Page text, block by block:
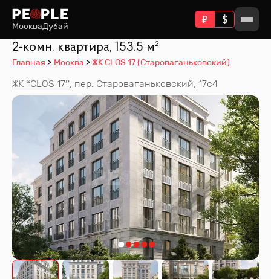
МоскваДубай
2-комн. квартира, 153.5 м²
Главная Москва ЖК CLOS 17 (Староваганьковский)
ЖК “CLOS 17”, пер. Староваганьковский, 17с4